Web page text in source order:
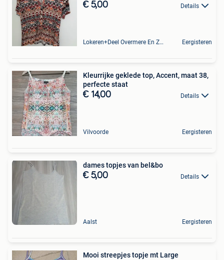
€ 5,00 Details
Lokeren+Deel Overmere En Zele Eergisteren
Kleurrijke geklede top, Accent, maat 38,
perfecte staat
€ 14,00 Details
Vilvoorde Eergisteren
dames topjes van bel&bo
€ 5,00 Details
Aalst Eergisteren
Mooi streepjes topje mt Large